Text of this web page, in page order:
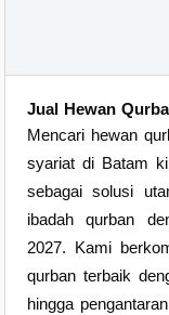
Jual Hewan
Mencari hewan
syariat di Batam
sebagai solusi
ibadah qurban
2027. Kami
qurban terbaik
hingga